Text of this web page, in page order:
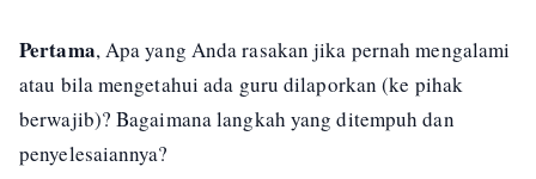
Pertama, Apa yang Anda rasakan jika pernah mengalami
atau bila mengetahui ada guru dilaporkan (ke pihak
berwajib)? Bagaimana langkah yang ditempuh dan
penyelesaiannya?